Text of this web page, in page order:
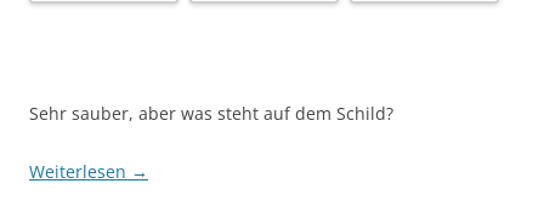
Sehr sauber, aber was steht auf dem Schild?
Weiterlesen →